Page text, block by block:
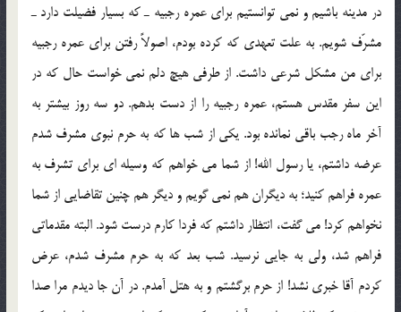
در مدينه باشيم و نمي توانستيم براي عمره رجبيه ـ كه بسيار فضيلت دارد ـ
مشرّف شويم. به علت تعهدي كه كرده بودم، اصولاً رفتن براي عمره رجبيه
براي من مشكل شرعي داشت. از طرفي هيچ دلم نمي خواست حال كه در
اين سفر مقدس هستم، عمره رجبيه را از دست بدهم. دو سه روز بيشتر به
آخر ماه رجب باقي نمانده بود. يكي از شب ها كه به حرم نبوي مشرف شدم
عرضه داشتم، يا رسول الله! از شما مي خواهم كه وسيله اي براي تشرف به
عمره فراهم كنيد؛ به ديگران هم نمي گويم و ديگر هم چنين تقاضايي از شما
نخواهم كرد! مي گفت، انتظار داشتم كه فردا كارم درست شود. البته مقدماتي
فراهم شد، ولي به جايي نرسيد. شب بعد كه به حرم مشرف شدم، عرض
كردم آقا خبري نشد! از حرم برگشتم و به هتل آمدم. در آن جا ديدم مرا صدا